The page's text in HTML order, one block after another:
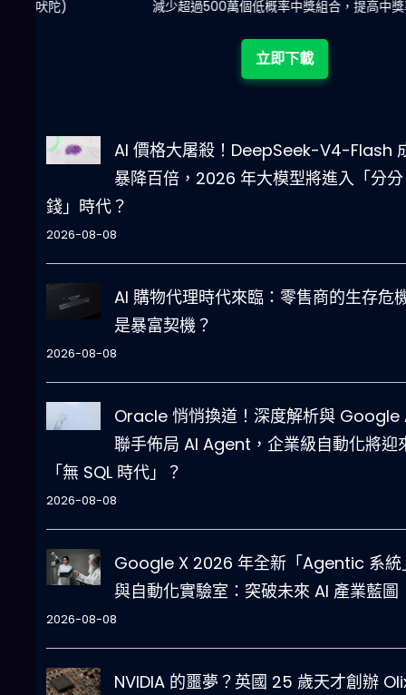
減少超過500萬個低概率中獎組合，提高中獎率
立即下載
AI 價格大屠殺！DeepSeek-V4-Flash
暴降百倍，2026 年大模型將進入「分分
錢」時代？
2026-08-08
AI 購物代理時代來臨：零售商的生存危
是暴富契機？
2026-08-08
Oracle 悄悄換道！深度解析與 Google
聯手佈局 AI Agent，企業級自動化將迎
「無 SQL 時代」？
2026-08-08
Google X 2026 年全新「Agentic 系統
與自動化實驗室：突破未來 AI 產業藍圖
2026-08-08
NVIDIA 的噩夢？英國 25 歲天才創辦